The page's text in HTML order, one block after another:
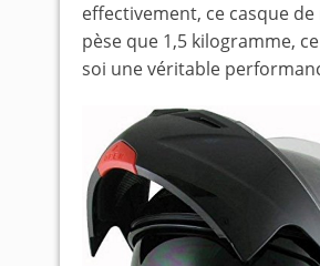
effectivement, ce casque
pèse que 1,5 kilogramme,
soi une véritable